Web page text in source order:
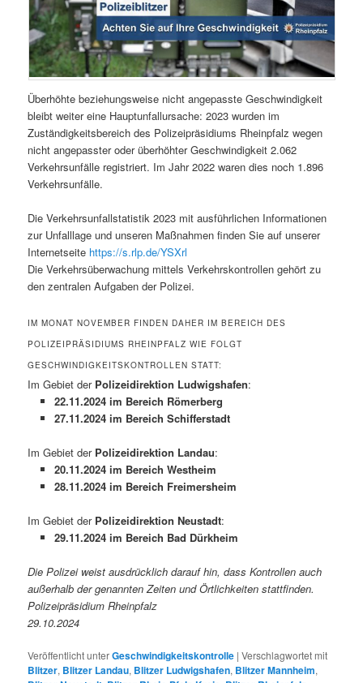
Überhöhte beziehungsweise nicht angepasste Geschwindigkeit
bleibt weiter eine Hauptunfallursache: 2023 wurden im
Zuständigkeitsbereich des Polizeipräsidiums Rheinpfalz wegen
nicht angepasster oder überhöhter Geschwindigkeit 2.062
Verkehrsunfälle registriert. Im Jahr 2022 waren dies noch 1.896
Verkehrsunfälle.
Die Verkehrsunfallstatistik 2023 mit ausführlichen Informationen
zur Unfalllage und unseren Maßnahmen finden Sie auf unserer
Internetseite https://s.rlp.de/YSXrl
Die Verkehrsüberwachung mittels Verkehrskontrollen gehört zu
den zentralen Aufgaben der Polizei.
IM MONAT NOVEMBER FINDEN DAHER IM BEREICH DES
POLIZEIPRÄSIDIUMS RHEINPFALZ WIE FOLGT
GESCHWINDIGKEITSKONTROLLEN STATT:
Im Gebiet der Polizeidirektion Ludwigshafen:
22.11.2024 im Bereich Römerberg
27.11.2024 im Bereich Schifferstadt
Im Gebiet der Polizeidirektion Landau:
20.11.2024 im Bereich Westheim
28.11.2024 im Bereich Freimersheim
Im Gebiet der Polizeidirektion Neustadt:
29.11.2024 im Bereich Bad Dürkheim
Die Polizei weist ausdrücklich darauf hin, dass Kontrollen auch
außerhalb der genannten Zeiten und Örtlichkeiten stattfinden.
Polizeipräsidium Rheinpfalz
29.10.2024
Veröffentlicht unterGeschwindigkeitskontrolle |Verschlagwortet mit
Blitzer, Blitzer Landau, Blitzer Ludwigshafen, Blitzer Mannheim,